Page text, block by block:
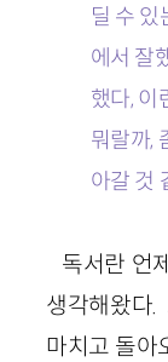
딜 수 있
에서 잘
했다, 이
뭐랄까,
아갈 것
독서란 언
생각해왔다
마치고 돌아